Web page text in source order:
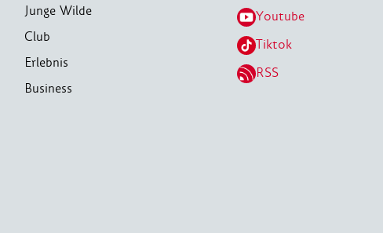
Junge Wilde
Club
Erlebnis
Business
Youtube
Tiktok
RSS